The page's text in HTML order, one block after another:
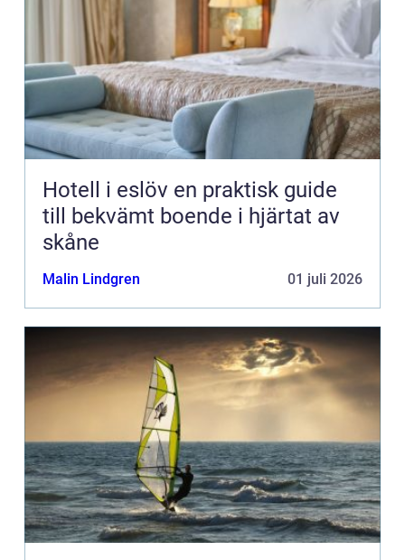
Hotell i eslöv en praktisk guide
till bekvämt boende i hjärtat av
skåne
Malin Lindgren 01 juli 2026